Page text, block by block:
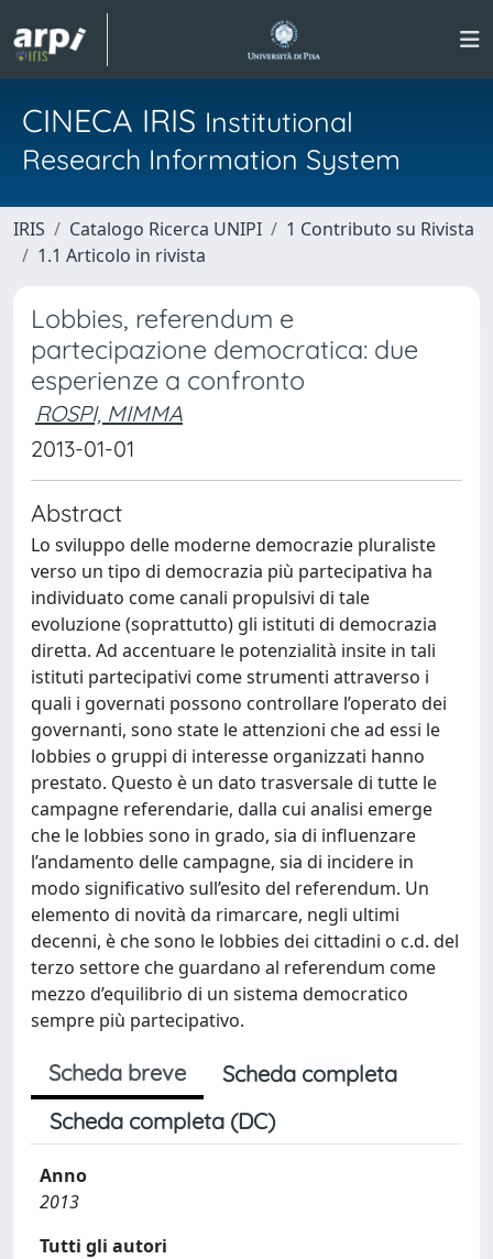
CINECA IRIS Institutional
Research Information System
IRIS Catalogo Ricerca UNIPI
1 Contributo su Rivista
1.1 Articolo in rivista
Lobbies, referendum e
partecipazione democratica: due
esperienze a confronto
ROSPI, MIMMA
2013-01-01
Abstract
Lo sviluppo delle moderne democrazie pluraliste
verso un tipo di democrazia più partecipativa ha
individuato come canali propulsivi di tale
evoluzione (soprattutto) gli istituti di democrazia
diretta. Ad accentuare le potenzialità insite in tali
istituti partecipativi come strumenti attraverso i
quali i governati possono controllare l’operato dei
governanti, sono state le attenzioni che ad essi le
lobbies o gruppi di interesse organizzati hanno
prestato. Questo è un dato trasversale di tutte le
campagne referendarie, dalla cui analisi emerge
che le lobbies sono in grado, sia di influenzare
l’andamento delle campagne, sia di incidere in
modo significativo sull’esito del referendum. Un
elemento di novità da rimarcare, negli ultimi
decenni, è che sono le lobbies dei cittadini o c.d. del
terzo settore che guardano al referendum come
mezzo d’equilibrio di un sistema democratico
sempre più partecipativo.
Scheda breve
Scheda completa
Scheda completa (DC)
Anno
2013
Tutti gli autori